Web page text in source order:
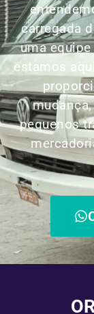
carregada
uma
estamos
pequenos